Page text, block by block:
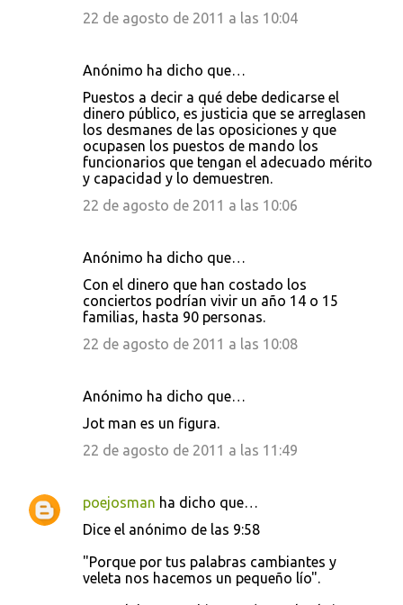
22 de agosto de 2011 a las 10:04
Anónimo ha dicho que…
Puestos a decir a qué debe dedicarse el
dinero público, es justicia que se arreglasen
los desmanes de las oposiciones y que
ocupasen los puestos de mando los
funcionarios que tengan el adecuado mérito
y capacidad y lo demuestren.
22 de agosto de 2011 a las 10:06
Anónimo ha dicho que…
Con el dinero que han costado los
conciertos podrían vivir un año 14 o 15
familias, hasta 90 personas.
22 de agosto de 2011 a las 10:08
Anónimo ha dicho que…
Jot man es un figura.
22 de agosto de 2011 a las 11:49
poejosman ha dicho que…
Dice el anónimo de las 9:58
"Porque por tus palabras cambiantes y
veleta nos hacemos un pequeño lío".